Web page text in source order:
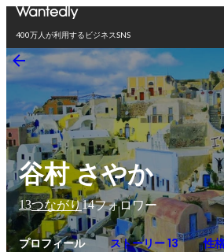
400万人が利用するビジネスSNS
谷村 さやか
13つながり14フォロワー
プロフィール ストーリー 13 性